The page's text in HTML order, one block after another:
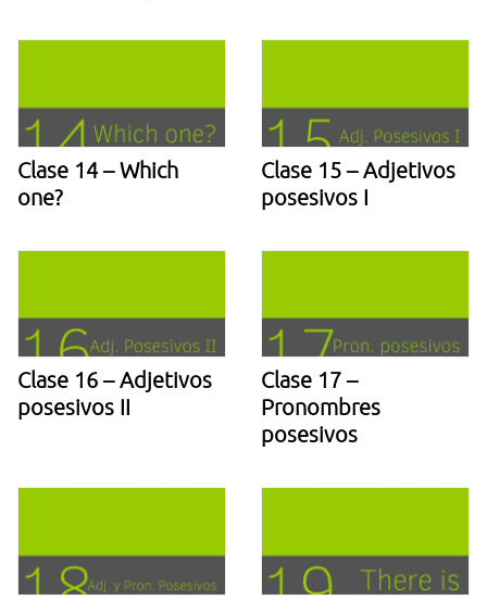
Clase 14 – Which
one?
Clase 15 – Adjetivos
posesivos I
Clase 16 – Adjetivos
posesivos II
Clase 17 –
Pronombres
posesivos